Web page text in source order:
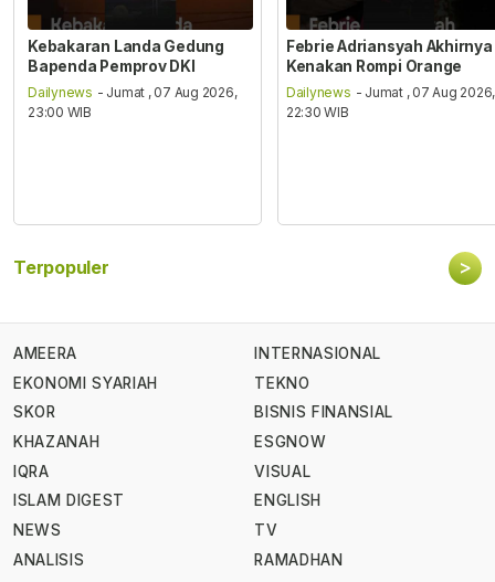
Kebakaran Landa Gedung
Bapenda Pemprov DKI
Dailynews - Jumat , 07 Aug 2026,
23:00 WIB
Febrie Adriansyah Akhirnya
Kenakan Rompi Orange
Dailynews - Jumat , 07 Aug 2026,
22:30 WIB
Terpopuler >
AMEERA
EKONOMI SYARIAH
SKOR
KHAZANAH
IQRA
ISLAM DIGEST
NEWS
ANALISIS
INTERNASIONAL
TEKNO
BISNIS FINANSIAL
ESGNOW
VISUAL
ENGLISH
TV
RAMADHAN